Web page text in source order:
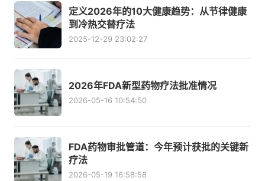
定义2026年的10大健康趋势：从节律健康
到冷热交替疗法
2025-12-29 23:02:27
2026年FDA新型药物疗法批准情况
2026-05-16 10:54:50
FDA药物审批管道：今年预计获批的关键新
疗法
2026-05-19 16:58:58